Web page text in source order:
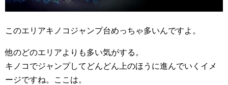
このエリアキノコジャンプ台めっちゃ多いんですよ。
他のどのエリアよりも多い気がする。
キノコでジャンプしてどんどん上のほうに進んでいくイメ
ージですね。ここは。